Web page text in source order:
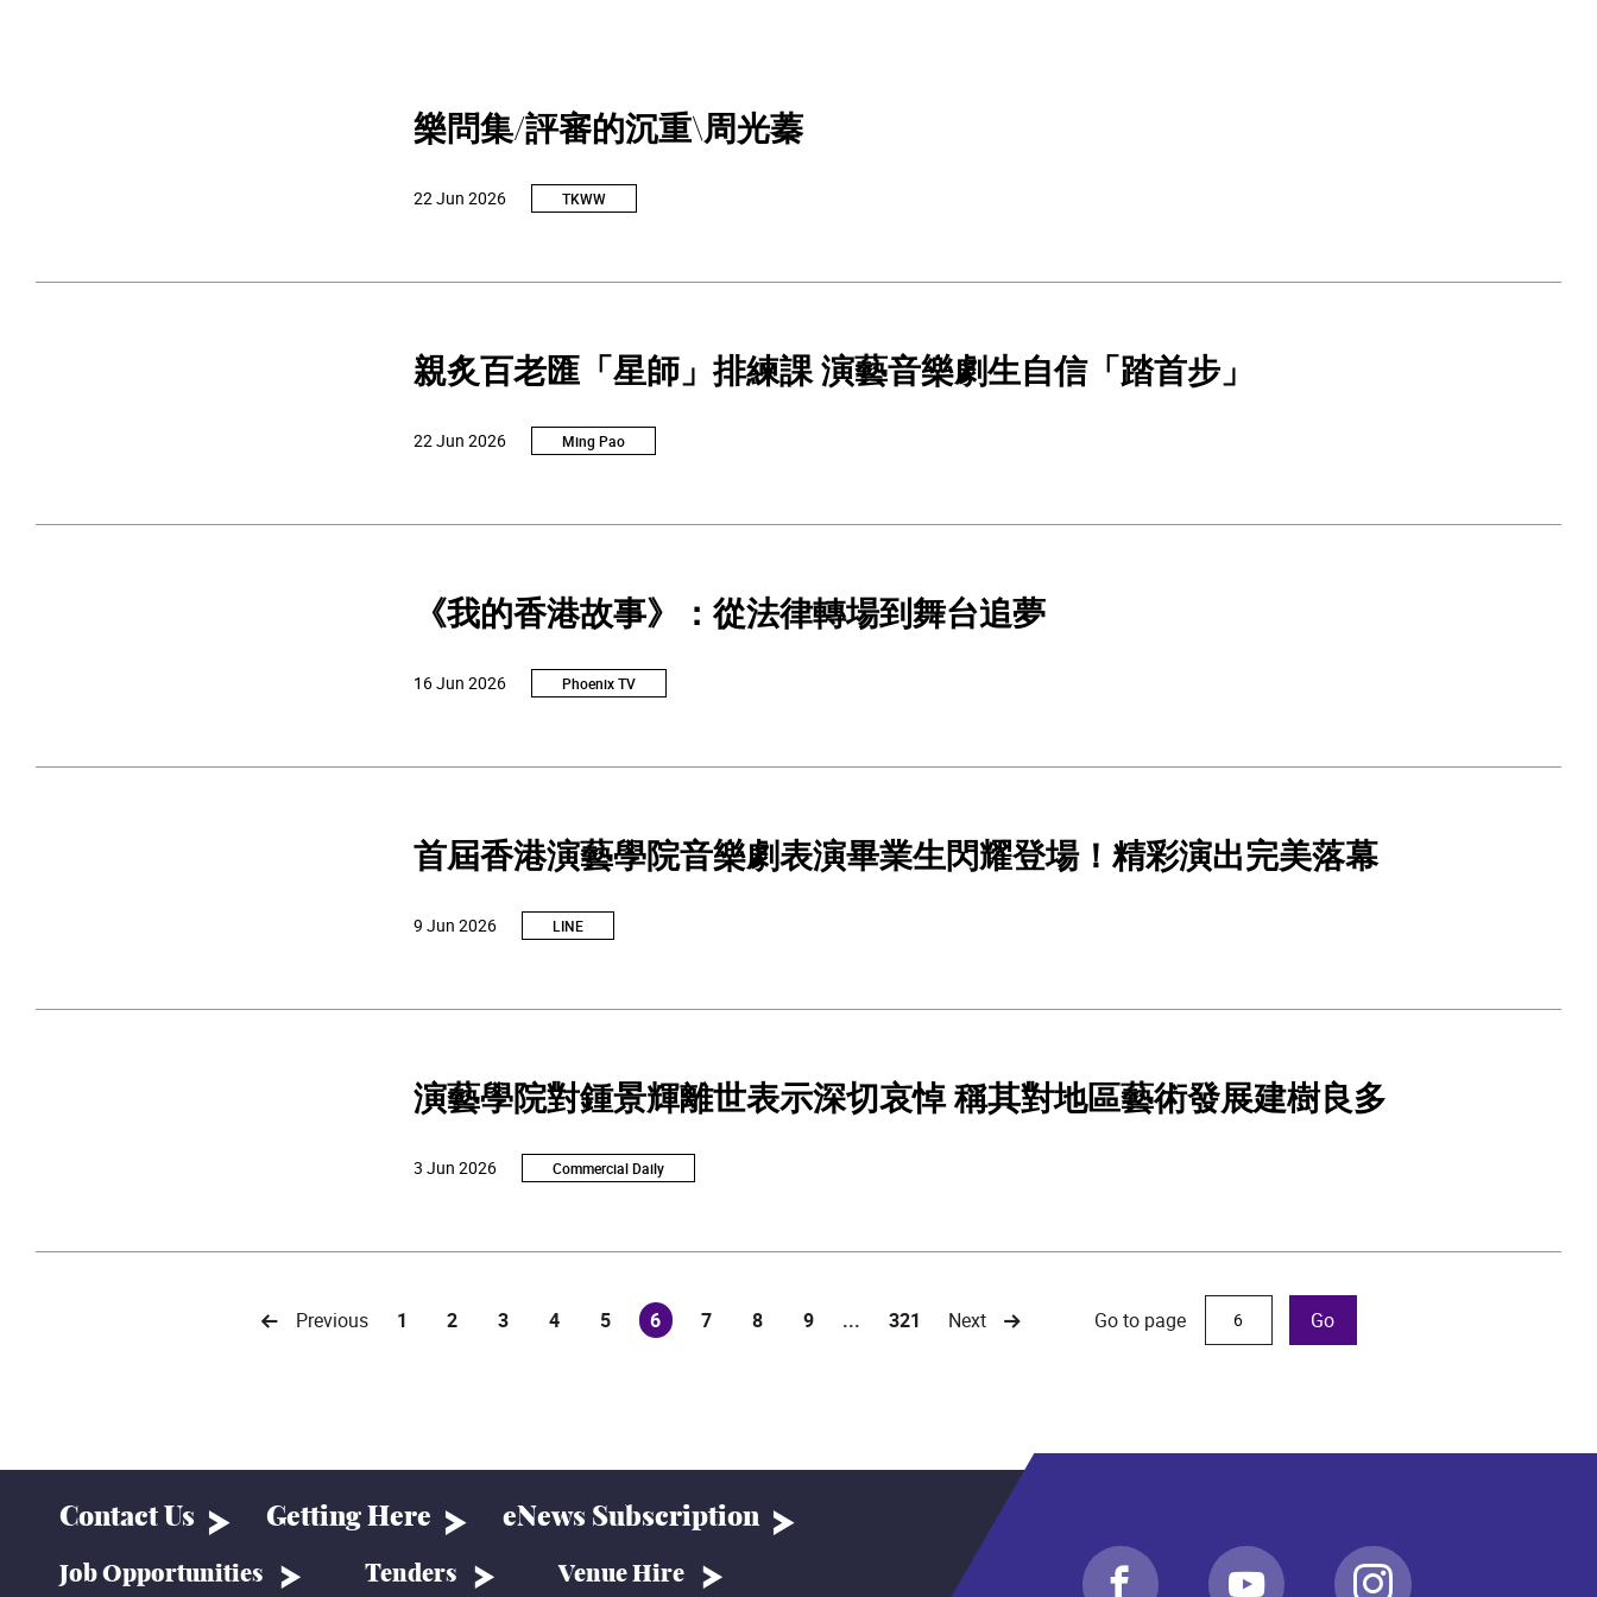
樂問集/評審的沉重\周光蓁
TKWW
22 Jun 2026
親炙百老匯「星師」排練課 演藝音樂劇生自信「踏首步」
Ming Pao
22 Jun 2026
《我的香港故事》：從法律轉場到舞台追夢
Phoenix TV
16 Jun 2026
首屆香港演藝學院音樂劇表演畢業生閃耀登場！精彩演出完美落幕
LINE
9 Jun 2026
演藝學院對鍾景輝離世表示深切哀悼 稱其對地區藝術發展建樹良多
Commercial Daily
3 Jun 2026
Previous 1 2 3 4 5 6
(current)
7 8 9 ... 321 Next Go to page Go
Contact Us Getting Here eNews Subscription
Job Opportunities Tenders Venue Hire